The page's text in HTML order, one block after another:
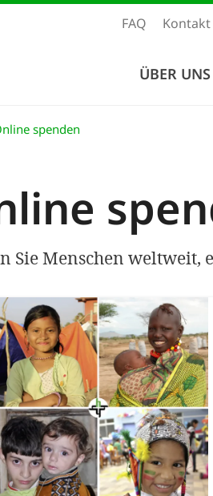
FAQ Kontakt
ÜBER UNS
spenden
Sie Menschen